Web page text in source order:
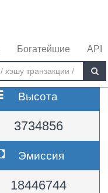
Богатейшие API
Высота
3734856
Эмиссия
18446744